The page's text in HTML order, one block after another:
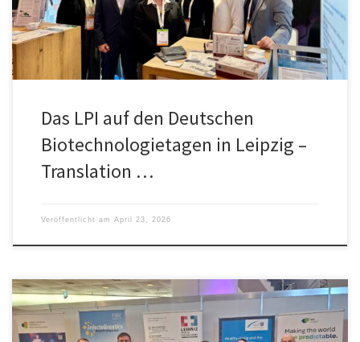
Investoren, Förderinstitutionen und Verwaltungsbehörden.
Das LPI auf den Deutschen
Biotechnologietagen in Leipzig –
Translation …
Veröffentlicht am April 23, 2026